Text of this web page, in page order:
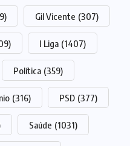
Gil Vicente (307)
I Liga (1407)
Política (359)
(316) PSD (377)
Saúde (1031)